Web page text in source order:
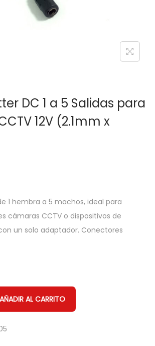
a
c
i
d
DC 1 a 5 Salidas para
12V (2.1mm x
1 hembra a 5 machos, ideal para
cámaras CCTV o dispositivos de
un solo adaptador. Conectores
AÑADIR AL CARRITO